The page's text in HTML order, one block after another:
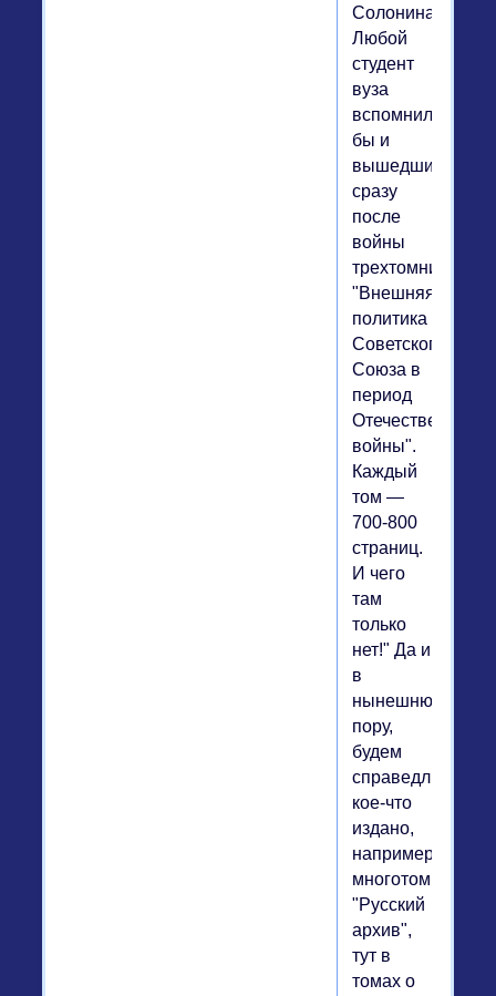
Солонина".
Любой
студент
вуза
вспомнил
бы и
вышедший
сразу
после
войны
трехтомник
"Внешняя
политика
Советского
Союза в
период
Отечественной
войны".
Каждый
том —
700-800
страниц.
И чего
там
только
нет!" Да и
в
нынешнюю
пору,
будем
справедливы,
кое-что
издано,
например,
многотомный
"Русский
архив",
тут в
томах о